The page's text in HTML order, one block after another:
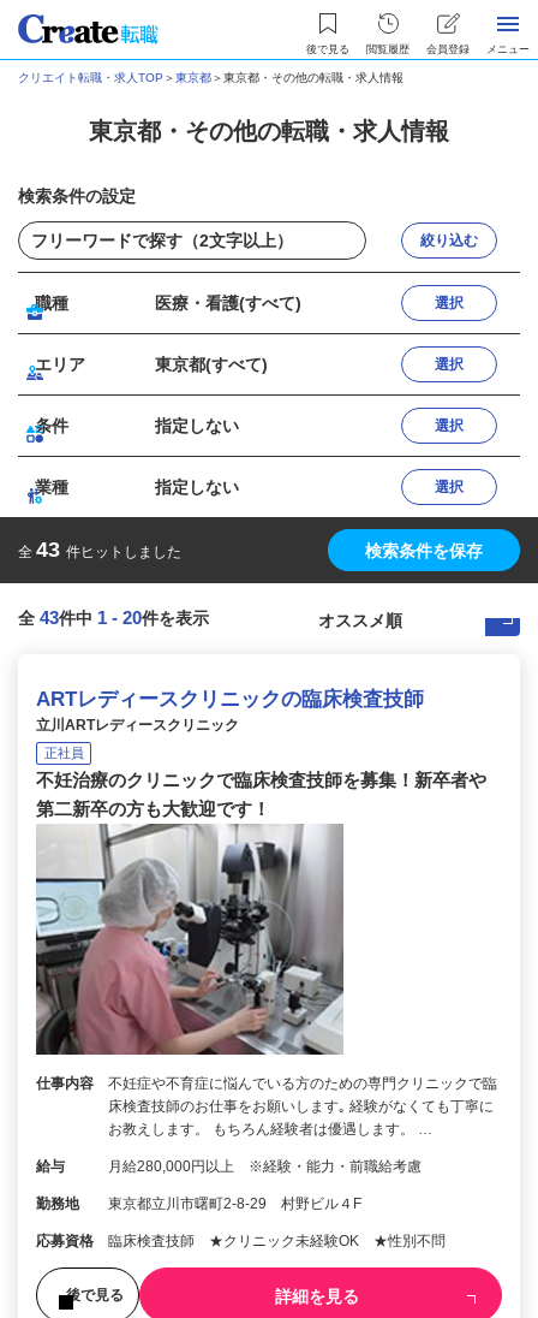
後で見る 閲覧履歴 会員登録 メニュー
クリエイト転職・求人TOP ＞東京都＞東京都・その他の転職・求人情報
東京都・その他の転職・求人情報
検索条件の設定
絞り込む
職種 医療・看護(すべて) 選択
エリア 東京都(すべて) 選択
条件 指定しない 選択
業種 指定しない 選択
全 43 件ヒットしました 検索条件を保存
全 43件中 1 - 20件を表示
ARTレディースクリニックの臨床検査技師
立川ARTレディースクリニック
正社員
不妊治療のクリニックで臨床検査技師を募集！新卒者や
第二新卒の方も大歓迎です！
仕事内容
不妊症や不育症に悩んでいる方のための専門クリニックで臨
床検査技師のお仕事をお願いします｡ 経験がなくても丁寧に
お教えします。 もちろん経験者は優遇します。 …
給与 月給280,000円以上 ※経験・能力・前職給考慮
勤務地 東京都立川市曙町2-8-29 村野ビル４F
応募資格 臨床検査技師 ★クリニック未経験OK ★性別不問
後で見る 詳細を見る